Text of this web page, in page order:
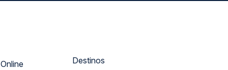
Atendimento Online
Destinos